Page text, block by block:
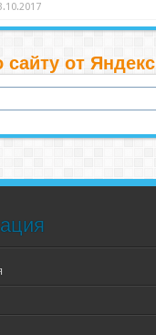
сайту от Яндекс